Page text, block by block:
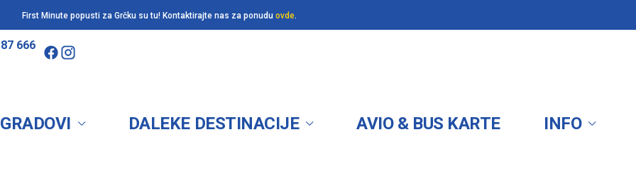
First Minute popusti za Grčku su tu! Kontaktirajte nas za ponudu ovde.
666
DALEKE DESTINACIJE AVIO & BUS KARTE INFO